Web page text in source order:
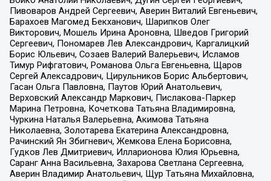
Пивоваров Андрей Сергеевич, Аверин Виталий Евгеньевич,
Барахоев Магомед Бекханович, Шарипков Олег
Викторович, Мошель Ирина Ароновна, Шведов Григорий
Сергеевич, Пономарев Лев Александрович, Каргалицкий
Борис Юльевич, Созаев Валерий Валерьевич, Исламов
Тимур Рифгатович, Романова Ольга Евгеньевна, Щаров
Сергей Алексадрович, Цирульников Борис Альбертович,
Гасан Ольга Павловна, Паутов Юрий Анатольевич,
Верховский Александр Маркович, Пислакова-Паркер
Марина Петровна, Кочеткова Татьяна Владимировна,
Чуркина Наталья Валерьевна, Акимова Татьяна
Николаевна, Золотарева Екатерина Александровна,
Рачинский Ян Збигневич, Жемкова Елена Борисовна,
Гудков Лев Дмитриевич, Илларионова Юлия Юрьевна,
Саранг Анна Васильевна, Захарова Светлана Сергеевна,
Аверин Владимир Анатольевич, Щур Татьяна Михайловна,